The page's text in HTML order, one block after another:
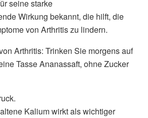
seine starke
Wirkung bekannt, die hilft, die
von Arthritis zu lindern.
Arthritis: Trinken Sie morgens auf
Tasse Ananassaft, ohne Zucker
Kalium wirkt als wichtiger